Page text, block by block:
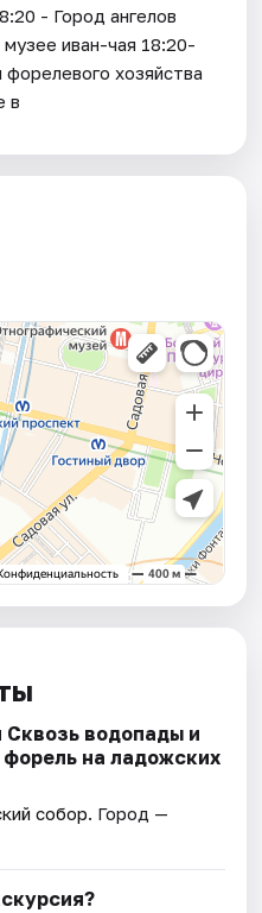
- Город ангелов
иван-чая 18:20-
хозяйства
в
Сквозь водопады и
на ладожских
собор. Город —